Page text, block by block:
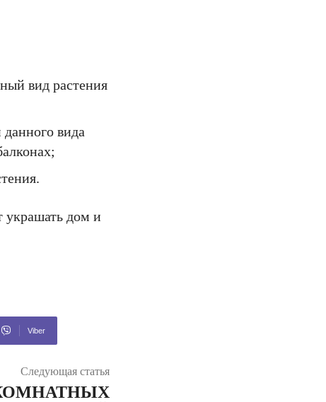
вид растения
вида
украшать дом и
Viber
Следующая статья